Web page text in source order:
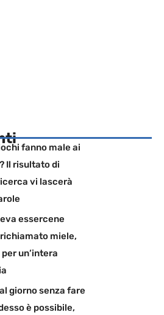
fanno male ai
Il risultato di
vi lascerà
essercene
miele,
un’intera
giorno senza fare
è possibile,